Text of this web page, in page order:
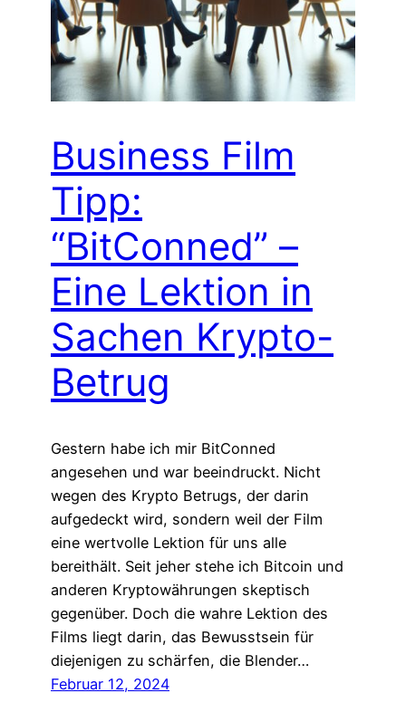
Business Film
Tipp:
“BitConned” –
Eine Lektion in
Sachen Krypto-
Betrug
Gestern habe ich mir BitConned
angesehen und war beeindruckt. Nicht
wegen des Krypto Betrugs, der darin
aufgedeckt wird, sondern weil der Film
eine wertvolle Lektion für uns alle
bereithält. Seit jeher stehe ich Bitcoin und
anderen Kryptowährungen skeptisch
gegenüber. Doch die wahre Lektion des
Films liegt darin, das Bewusstsein für
diejenigen zu schärfen, die Blender…
Februar 12, 2024